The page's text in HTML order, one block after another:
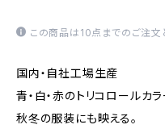
この商品は10点までのご注文
国内・自社工場生産
青・白・赤のトリコロールカ
秋冬の服装にも映える。